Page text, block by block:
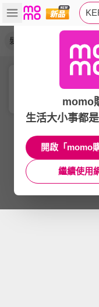
髮浴
momo
生活大小事都
開啟「momo
繼續使用